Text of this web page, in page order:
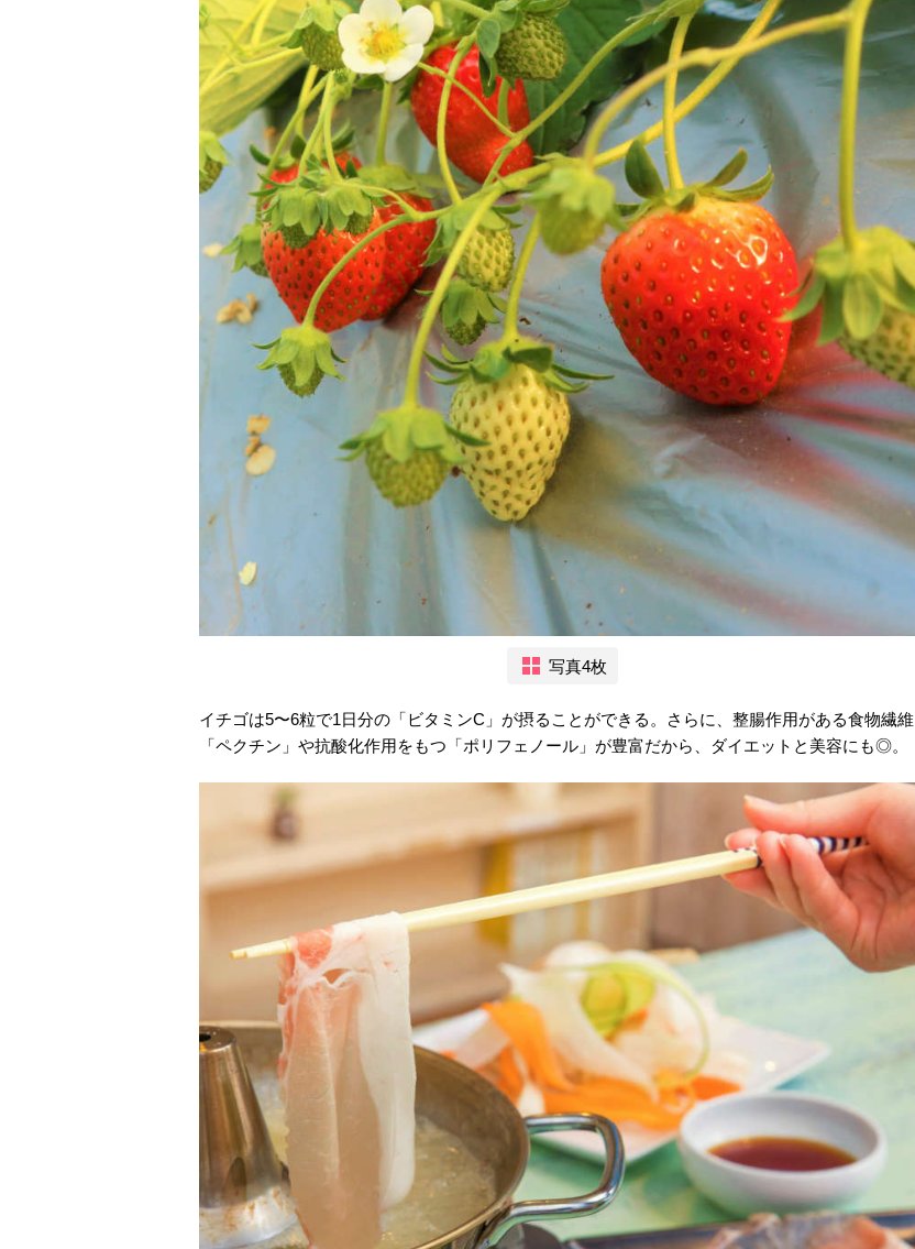
写真4枚
イチゴは5〜6粒で1日分の「ビタミンC」が摂ることができる。さらに、整腸作用がある食物繊維
「ペクチン」や抗酸化作用をもつ「ポリフェノール」が豊富だから、ダイエットと美容にも◎。